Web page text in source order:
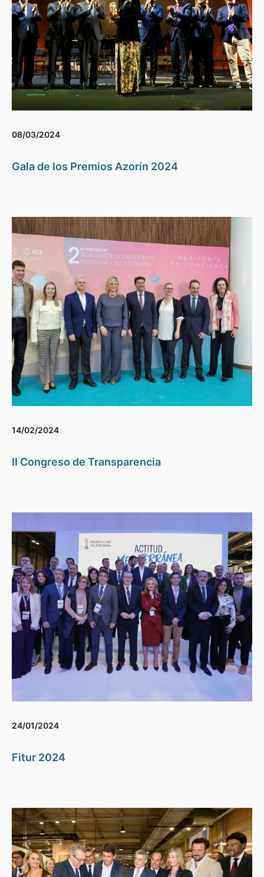
08/03/2024
Gala de los Premios Azorín 2024
14/02/2024
II Congreso de Transparencia
24/01/2024
Fitur 2024